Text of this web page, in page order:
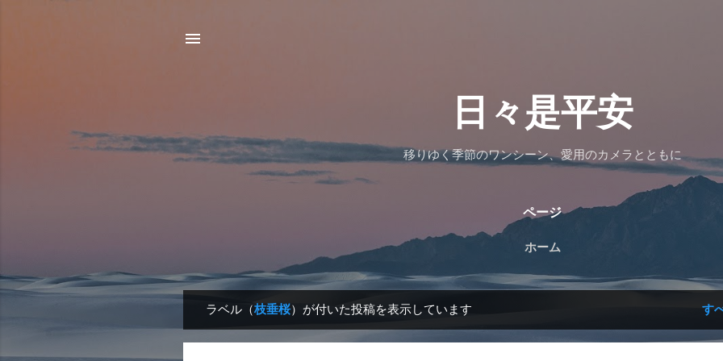
日々是平安
移りゆく季節のワンシーン、愛用のカメラとともに
ページ
ホーム
稿
ラベル（枝垂桜）が付いた投稿を表示しています す